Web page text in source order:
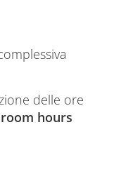
delle ore
hours